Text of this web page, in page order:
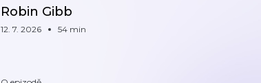
Robin Gibb
12. 7. 2026 54 min